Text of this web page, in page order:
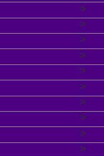
>
>
>
>
>
>
>
>
>
>